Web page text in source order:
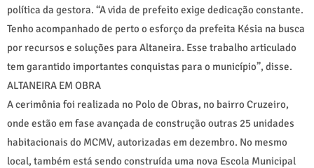
política da gestora. “A vida de prefeito exige dedicação constante.
Tenho acompanhado de perto o esforço da prefeita Késia na busca
por recursos e soluções para Altaneira. Esse trabalho articulado
tem garantido importantes conquistas para o município”, disse.
ALTANEIRA EM OBRA
A cerimônia foi realizada no Polo de Obras, no bairro Cruzeiro,
onde estão em fase avançada de construção outras 25 unidades
habitacionais do MCMV, autorizadas em dezembro. No mesmo
local, também está sendo construída uma nova Escola Municipal